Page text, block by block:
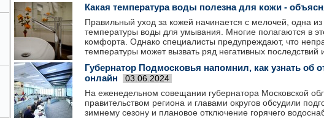
Какая температура воды полезна для кожи -
Правильный уход за кожей начинается с мелочей, одна
температуры воды для умывания. Многие полагаются в
комфорта. Однако специалисты предупреждают, что
температуры может вызвать ряд негативных последствий
Губернатор Подмосковья напомнил, как узнать об
онлайн
03.06.2024
На еженедельном совещании губернатора Московской
правительством региона и главами округов обсудили
зимнему сезону и плановое отключение горячего